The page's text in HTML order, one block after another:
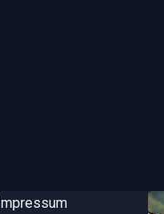
Impressum